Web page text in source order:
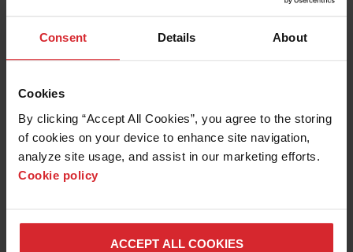
Consent Details About
Cookies
By clicking “Accept All Cookies”, you agree to the storing
of cookies on your device to enhance site navigation,
analyze site usage, and assist in our marketing efforts.
Cookie policy
ACCEPT ALL COOKIES
Layout Make